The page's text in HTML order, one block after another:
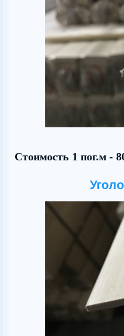
Стоимость 1 пог.м -